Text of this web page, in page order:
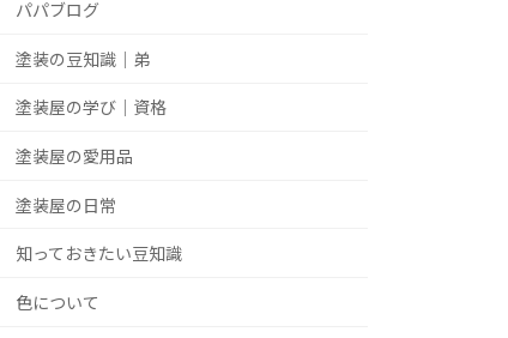
パパブログ
塗装の豆知識｜弟
塗装屋の学び｜資格
塗装屋の愛用品
塗装屋の日常
知っておきたい豆知識
色について